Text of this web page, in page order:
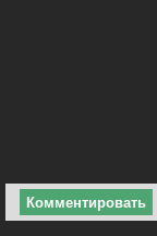
Комментировать